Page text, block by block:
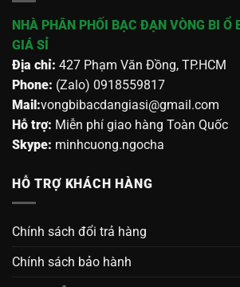
NHÀ PHÂN PHỐI BẠC ĐẠN VÒNG BI Ổ
GIÁ SỈ
Địa chỉ: 427 Phạm Văn Đồng, TP.HCM
Phone: (Zalo) 0918559817
Mail:vongbibacdangiasi@gmail.com
Hỗ trợ: Miễn phí giao hàng Toàn Quốc
Skype: minhcuong.ngocha
HỖ TRỢ KHÁCH HÀNG
Chính sách đổi trả hàng
Chính sách bảo hành